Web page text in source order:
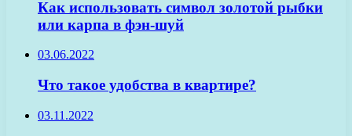
Как использовать символ золотой рыбки
или карпа в фэн-шуй
03.06.2022
Что такое удобства в квартире?
03.11.2022